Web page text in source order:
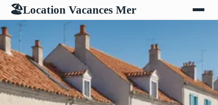
🏖Location Vacances Mer